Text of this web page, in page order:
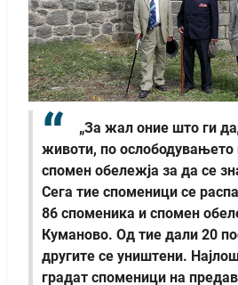
„За жал оние што ги
животи, по ослободувањето
спомен обележја за да се
Сега тие споменици се
86 споменика и спомен
Куманово. Од тие дали 20
другите се уништени.
градат споменици на